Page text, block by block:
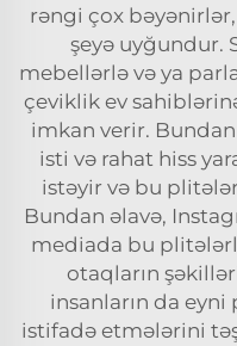
rəngi çox
şeyə uyğundur.
mebellərlə və ya
çeviklik ev
imkan verir. Bundan
isti və rahat hiss
istəyir və bu
Bundan əlavə,
mediada bu
otaqların
insanların da
istifadə etmələrini